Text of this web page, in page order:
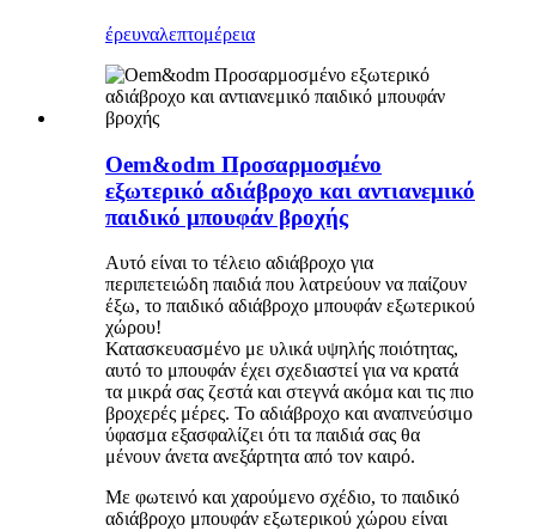
έρευναλεπτομέρεια
Oem&odm Προσαρμοσμένο
εξωτερικό αδιάβροχο και αντιανεμικό
παιδικό μπουφάν βροχής
Αυτό είναι το τέλειο αδιάβροχο για
περιπετειώδη παιδιά που λατρεύουν να παίζουν
έξω, το παιδικό αδιάβροχο μπουφάν εξωτερικού
χώρου!
Κατασκευασμένο με υλικά υψηλής ποιότητας,
αυτό το μπουφάν έχει σχεδιαστεί για να κρατά
τα μικρά σας ζεστά και στεγνά ακόμα και τις πιο
βροχερές μέρες. Το αδιάβροχο και αναπνεύσιμο
ύφασμα εξασφαλίζει ότι τα παιδιά σας θα
μένουν άνετα ανεξάρτητα από τον καιρό.
Με φωτεινό και χαρούμενο σχέδιο, το παιδικό
αδιάβροχο μπουφάν εξωτερικού χώρου είναι